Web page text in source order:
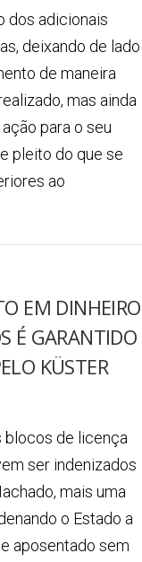
dos adicionais
deixando de lado
de maneira
mas ainda
para o seu
pleito do que se
ao
EM DINHEIRO
É GARANTIDO
KÜSTER
blocos de licença
ser indenizados
mais uma
o Estado a
aposentado sem